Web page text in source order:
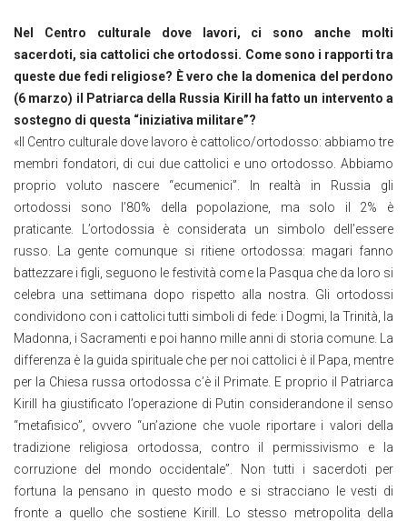
Nel Centro culturale dove lavori, ci sono anche molti
sacerdoti, sia cattolici che ortodossi. Come sono i rapporti tra
queste due fedi religiose? È vero che la domenica del perdono
(6 marzo) il Patriarca della Russia Kirill ha fatto un intervento a
sostegno di questa “iniziativa militare”?
«Il Centro culturale dove lavoro è cattolico/ortodosso: abbiamo tre
membri fondatori, di cui due cattolici e uno ortodosso. Abbiamo
proprio voluto nascere “ecumenici”. In realtà in Russia gli
ortodossi sono l’80% della popolazione, ma solo il 2% è
praticante. L’ortodossia è considerata un simbolo dell’essere
russo. La gente comunque si ritiene ortodossa: magari fanno
battezzare i figli, seguono le festività come la Pasqua che da loro si
celebra una settimana dopo rispetto alla nostra. Gli ortodossi
condividono con i cattolici tutti simboli di fede: i Dogmi, la Trinità, la
Madonna, i Sacramenti e poi hanno mille anni di storia comune. La
differenza è la guida spirituale che per noi cattolici è il Papa, mentre
per la Chiesa russa ortodossa c’è il Primate. E proprio il Patriarca
Kirill ha giustificato l’operazione di Putin considerandone il senso
“metafisico”, ovvero “un’azione che vuole riportare i valori della
tradizione religiosa ortodossa, contro il permissivismo e la
corruzione del mondo occidentale”. Non tutti i sacerdoti per
fortuna la pensano in questo modo e si stracciano le vesti di
fronte a quello che sostiene Kirill. Lo stesso metropolita della